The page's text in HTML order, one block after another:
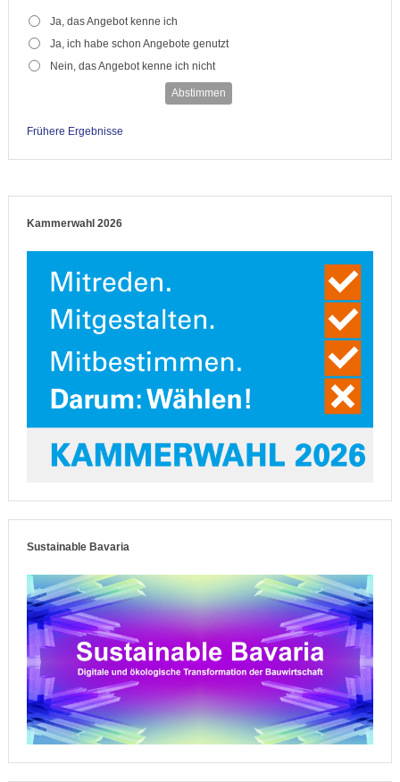
Ja, das Angebot kenne ich
Ja, ich habe schon Angebote genutzt
Nein, das Angebot kenne ich nicht
Abstimmen
Frühere Ergebnisse
Kammerwahl 2026
Sustainable Bavaria